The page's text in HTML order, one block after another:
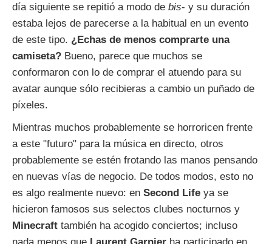
día siguiente se repitió a modo de bis- y su duración
estaba lejos de parecerse a la habitual en un evento
de este tipo. ¿Echas de menos comprarte una
camiseta? Bueno, parece que muchos se
conformaron con lo de comprar el atuendo para su
avatar aunque sólo recibieras a cambio un puñado de
píxeles.
Mientras muchos probablemente se horroricen frente
a este "futuro" para la música en directo, otros
probablemente se estén frotando las manos pensando
en nuevas vías de negocio. De todos modos, esto no
es algo realmente nuevo: en Second Life ya se
hicieron famosos sus selectos clubes nocturnos y
Minecraft también ha acogido conciertos; incluso
nada menos que Laurent Garnier ha participado en